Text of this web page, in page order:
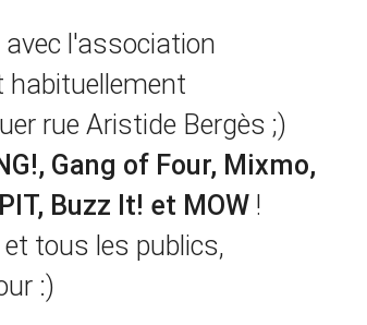
l'association
rue Aristide Bergès ;)
Gang of Four, Mixmo,
Buzz It! et MOW!
tous les publics,
:)